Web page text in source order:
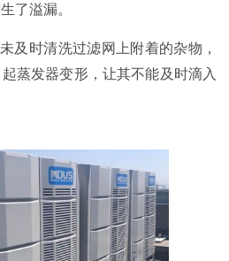
了溢漏。
及时清洗过滤网上附着的杂物，
蒸发器变形，让其不能及时滴入